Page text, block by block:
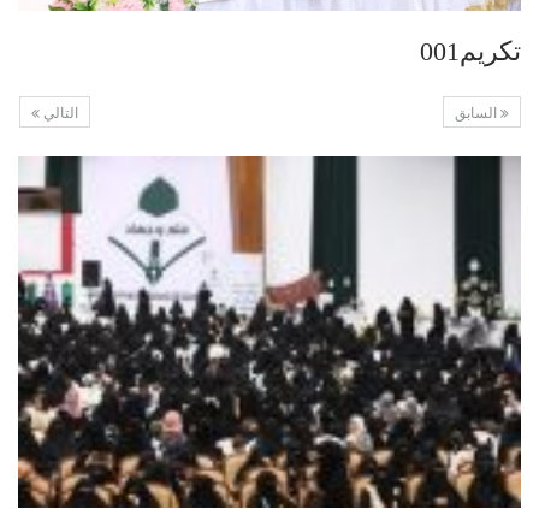
تكريم001
التالي السابق